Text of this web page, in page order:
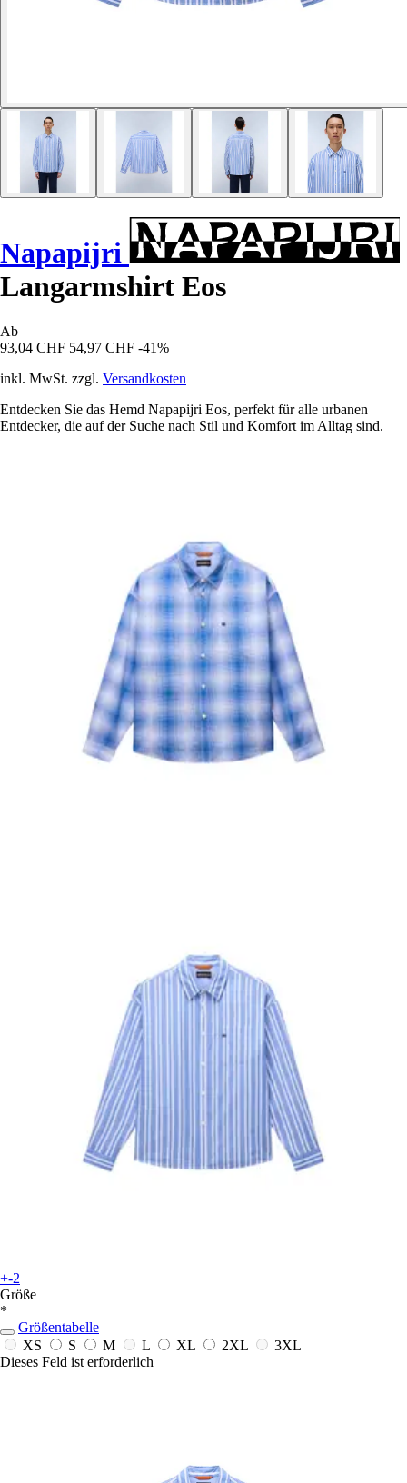
Napapijri
Langarmshirt Eos
Ab
93,04 CHF 54,97 CHF -41%
inkl. MwSt. zzgl. Versandkosten
Entdecken Sie das Hemd Napapijri Eos, perfekt für alle urbanen
Entdecker, die auf der Suche nach Stil und Komfort im Alltag sind.
+-2
Größe
*
Größentabelle
XS
S M L XL 2XL
3XL
Dieses Feld ist erforderlich